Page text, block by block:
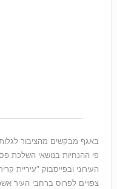
באגף מבקשים מהציבור
פי ההנחיות בנושאי השלכת
העירוני ובפייסבוק "עיריית
צפויים לפרוס ברחבי העיר